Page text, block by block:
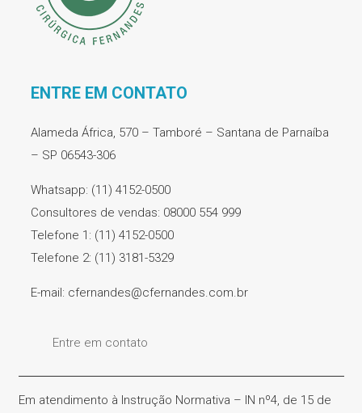
ENTRE EM CONTATO
Alameda África, 570 – Tamboré – Santana de Parnaíba
– SP 06543-306
Whatsapp: (11) 4152-0500
Consultores de vendas: 08000 554 999
Telefone 1: (11) 4152-0500
Telefone 2: (11) 3181-5329
E-mail: cfernandes@cfernandes.com.br
Entre em contato
Em atendimento à Instrução Normativa – IN nº4, de 15 de